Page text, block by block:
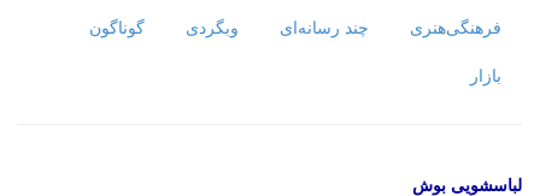
فرهنگی‌هنری چند رسانه‌ای وبگردی گوناگون
بازار
لباسشویی بوش